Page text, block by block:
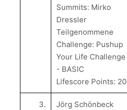
Summits: Mirko
Dressler
Teilgenommene
Challenge: Pushup
Your Life Challenge
- BASIC
Lifescore Points: 20
3.
Jörg Schönbeck